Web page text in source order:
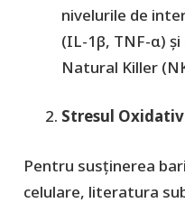
nivelurile de
(IL-1β, TNF-α)
Natural Killer
Stresul
​Pentru susținerea
celulare, literatura